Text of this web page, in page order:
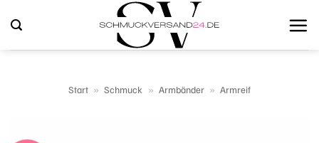
Inhalt
springen
Start » Schmuck » Armbänder » Armreif